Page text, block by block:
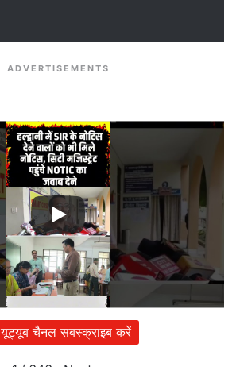
ADVERTISEMENTS
यूट्यूब चैनल सबस्क्राइब करें